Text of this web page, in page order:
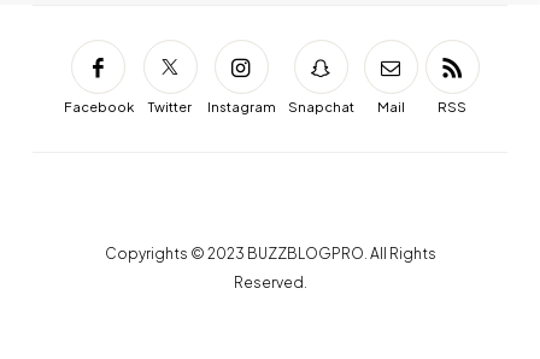
Facebook Twitter Instagram Snapchat Mail RSS
Copyrights © 2023 BUZZBLOGPRO. All Rights
Reserved.